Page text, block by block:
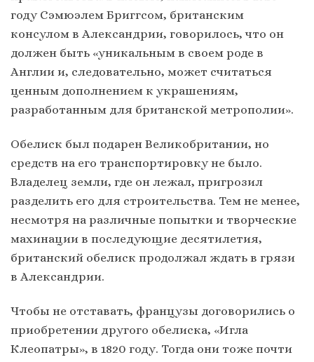
году Сэмюэлем Бриггсом, британским
консулом в Александрии, говорилось, что он
должен быть «уникальным в своем роде в
Англии и, следовательно, может считаться
ценным дополнением к украшениям,
разработанным для британской метрополии».
Обелиск был подарен Великобритании, но
средств на его транспортировку не было.
Владелец земли, где он лежал, пригрозил
разделить его для строительства. Тем не менее,
несмотря на различные попытки и творческие
махинации в последующие десятилетия,
британский обелиск продолжал ждать в грязи
в Александрии.
Чтобы не отставать, французы договорились о
приобретении другого обелиска, «Игла
Клеопатры», в 1820 году. Тогда они тоже почти